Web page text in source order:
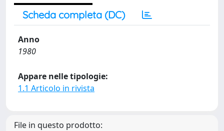
Scheda completa (DC)
Anno
1980
Appare nelle tipologie:
1.1 Articolo in rivista
File in questo prodotto: